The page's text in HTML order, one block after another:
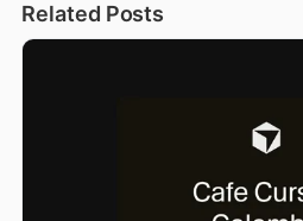
Related Posts